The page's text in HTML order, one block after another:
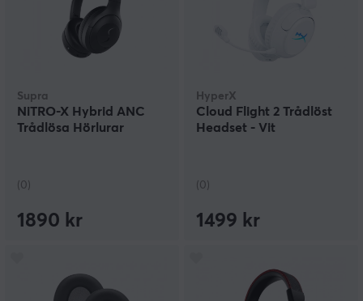
Supra
NiTRO-X Hybrid ANC
Trådlösa Hörlurar
(0)
1890 kr
HyperX
Cloud Flight 2 Trådlöst
Headset - Vit
(0)
1499 kr